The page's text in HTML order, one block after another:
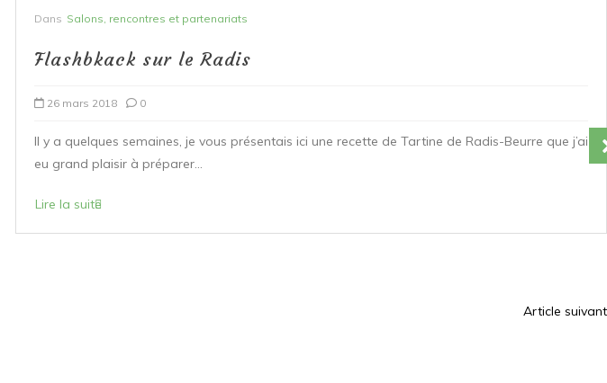
Dans Recettes "sur le pouce" Recettes végétariennes
Radis-beurre hivernal
17 février 2018
Article Partenaire. Cette année encore, j’aurai le plaisir de vous retrouver le 24 Février
au Salon International de l’Agriculture, avec le Groupement National Interprofessionel des...
Lire la suite
Article suivant